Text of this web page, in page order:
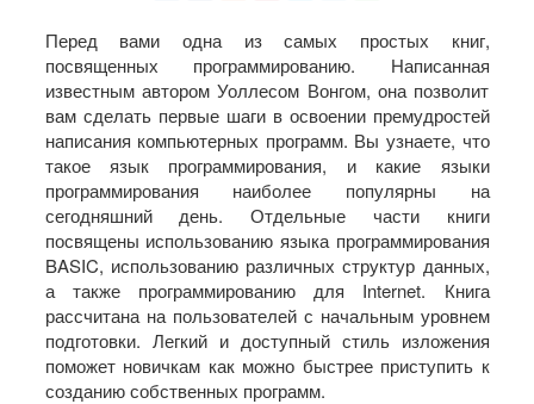
Перед вами одна из самых простых книг,
посвященных программированию. Написанная
известным автором Уоллесом Вонгом, она позволит
вам сделать первые шаги в освоении премудростей
написания компьютерных программ. Вы узнаете, что
такое язык программирования, и какие языки
программирования наиболее популярны на
сегодняшний день. Отдельные части книги
посвящены использованию языка программирования
BASIC, использованию различных структур данных,
а также программированию для Internet. Книга
рассчитана на пользователей с начальным уровнем
подготовки. Легкий и доступный стиль изложения
поможет новичкам как можно быстрее приступить к
созданию собственных программ.